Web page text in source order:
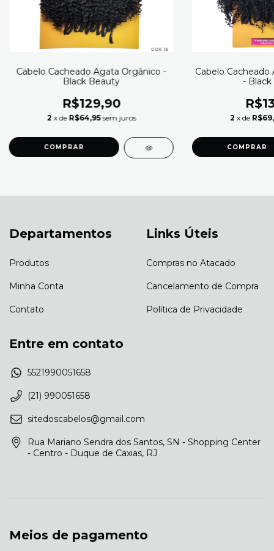
Cabelo Cacheado Agata Orgânico -
Black Beauty
R$129,90
2 x de R$64,95 sem juros
COMPRAR
Cabelo
-
2 x de
COMPRAR
Departamentos
Produtos
Minha Conta
Contato
Links Úteis
Compras no Atacado
Cancelamento de Compra
Política de Privacidade
Entre em contato
5521990051658
(21) 990051658
sitedoscabelos@gmail.com
Rua Mariano Sendra dos Santos, SN - Shopping Center
- Centro - Duque de Caxias, RJ
Meios de pagamento